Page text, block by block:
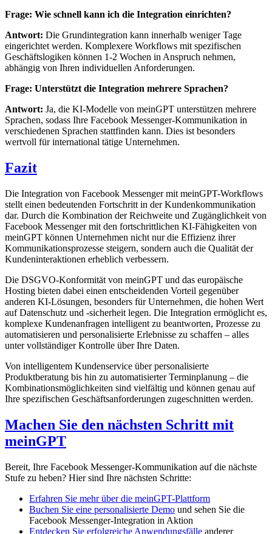
Frage: Wie schnell kann ich die Integration einrichten?
Antwort: Die Grundintegration kann innerhalb weniger Tage
eingerichtet werden. Komplexere Workflows mit spezifischen
Geschäftslogiken können 1-2 Wochen in Anspruch nehmen,
abhängig von Ihren individuellen Anforderungen.
Frage: Unterstützt die Integration mehrere Sprachen?
Antwort: Ja, die KI-Modelle von meinGPT unterstützen mehrere
Sprachen, sodass Ihre Facebook Messenger-Kommunikation in
verschiedenen Sprachen stattfinden kann. Dies ist besonders
wertvoll für international tätige Unternehmen.
Fazit
Die Integration von Facebook Messenger mit meinGPT-Workflows
stellt einen bedeutenden Fortschritt in der Kundenkommunikation
dar. Durch die Kombination der Reichweite und Zugänglichkeit von
Facebook Messenger mit den fortschrittlichen KI-Fähigkeiten von
meinGPT können Unternehmen nicht nur die Effizienz ihrer
Kommunikationsprozesse steigern, sondern auch die Qualität der
Kundeninteraktionen erheblich verbessern.
Die DSGVO-Konformität von meinGPT und das europäische
Hosting bieten dabei einen entscheidenden Vorteil gegenüber
anderen KI-Lösungen, besonders für Unternehmen, die hohen Wert
auf Datenschutz und -sicherheit legen. Die Integration ermöglicht es,
komplexe Kundenanfragen intelligent zu beantworten, Prozesse zu
automatisieren und personalisierte Erlebnisse zu schaffen – alles
unter vollständiger Kontrolle über Ihre Daten.
Von intelligentem Kundenservice über personalisierte
Produktberatung bis hin zu automatisierter Terminplanung – die
Kombinationsmöglichkeiten sind vielfältig und können genau auf
Ihre spezifischen Geschäftsanforderungen zugeschnitten werden.
Machen Sie den nächsten Schritt mit
meinGPT
Bereit, Ihre Facebook Messenger-Kommunikation auf die nächste
Stufe zu heben? Hier sind Ihre nächsten Schritte:
Erfahren Sie mehr über die meinGPT-Plattform
Buchen Sie eine personalisierte Demo und sehen Sie die
Facebook Messenger-Integration in Aktion
Entdecken Sie erfolgreiche Anwendungsfälle anderer